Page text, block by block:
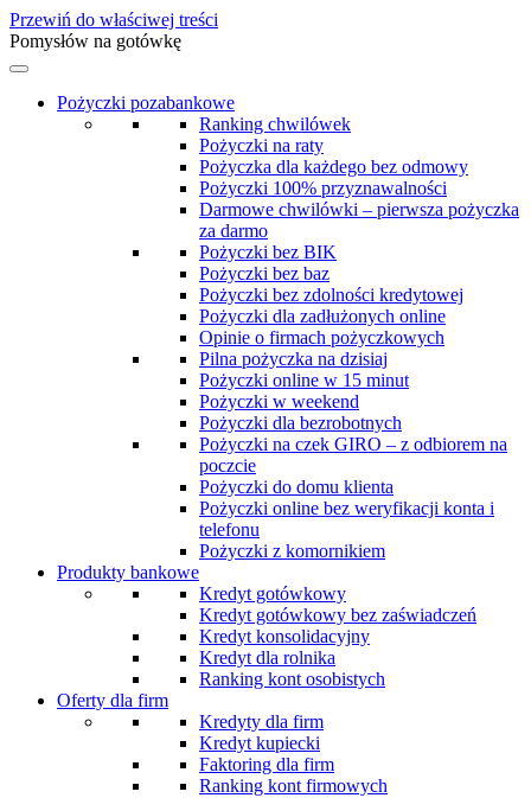
Przewiń do właściwej treści
Pomysłów na gotówkę
Pożyczki pozabankowe
Ranking chwilówek
Pożyczki na raty
Pożyczka dla każdego bez odmowy
Pożyczki 100% przyznawalności
Darmowe chwilówki – pierwsza pożyczka
za darmo
Pożyczki bez BIK
Pożyczki bez baz
Pożyczki bez zdolności kredytowej
Pożyczki dla zadłużonych online
Opinie o firmach pożyczkowych
Pilna pożyczka na dzisiaj
Pożyczki online w 15 minut
Pożyczki w weekend
Pożyczki dla bezrobotnych
Pożyczki na czek GIRO – z odbiorem na
poczcie
Pożyczki do domu klienta
Pożyczki online bez weryfikacji konta i
telefonu
Pożyczki z komornikiem
Produkty bankowe
Kredyt gotówkowy
Kredyt gotówkowy bez zaświadczeń
Kredyt konsolidacyjny
Kredyt dla rolnika
Ranking kont osobistych
Oferty dla firm
Kredyty dla firm
Kredyt kupiecki
Faktoring dla firm
Ranking kont firmowych